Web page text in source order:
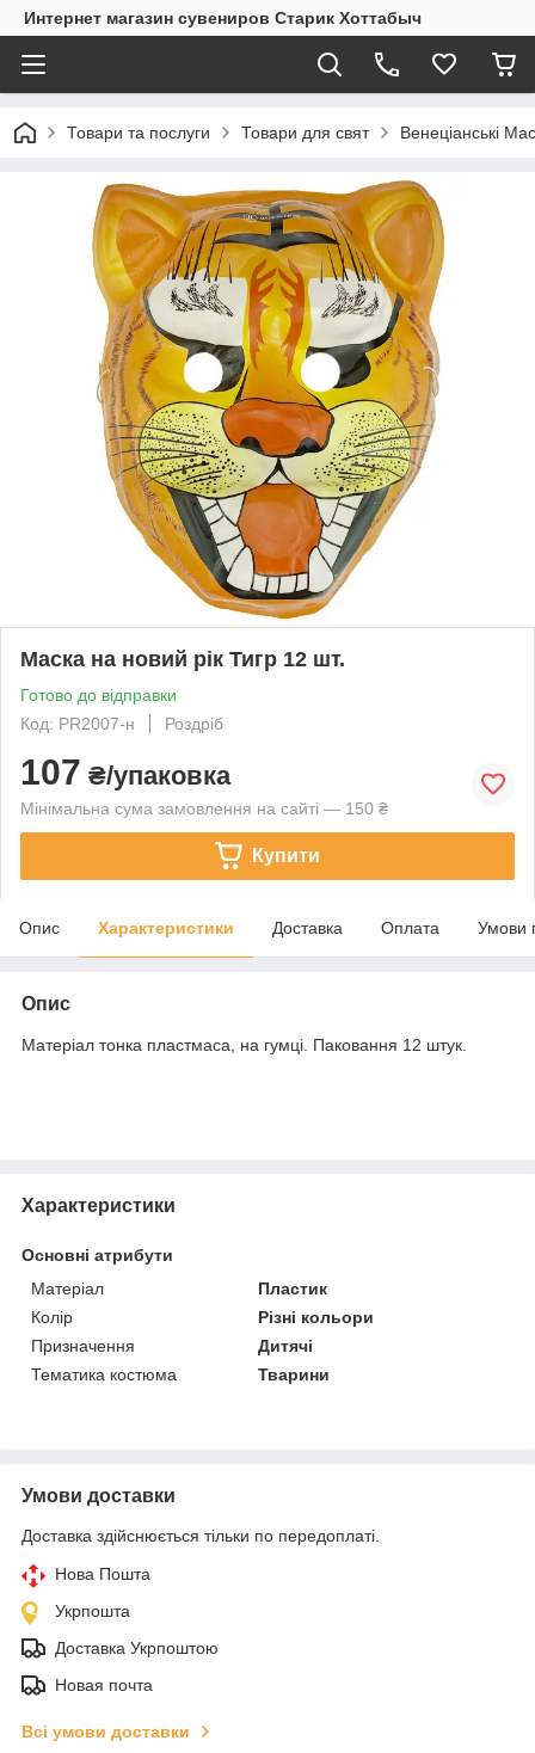
Интернет магазин сувениров Старик Хоттабыч
Товари та послуги Товари для свят Венеціанські
Маска на новий рік Тигр 12 шт.
Готово до відправки
Код: PR2007-н
Роздріб
107 ₴/упаковка
Мінімальна сума замовлення на сайті — 150 ₴
Купити
Опис Характеристики Доставка Оплата Умови
Опис
Матеріал тонка пластмаса, на гумці. Паковання 12 штук.
Характеристики
Основні атрибути
Матеріал
Пластик
Колір
Різні кольори
Призначення
Дитячі
Тематика костюма
Тварини
Умови доставки
Доставка здійснюється тільки по передоплаті.
Нова Пошта
Укрпошта
Доставка Укрпоштою
Новая почта
Всі умови доставки